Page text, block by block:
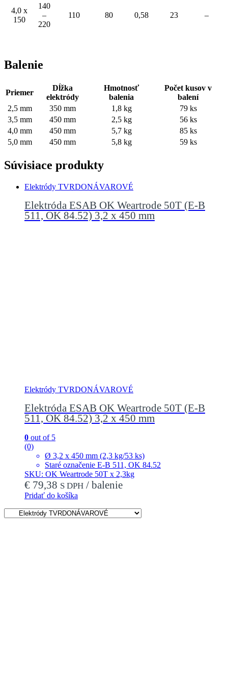
4,0 x
150
140
–
220
110 80 0,58 23 –
Balenie
Priemer
Dĺžka
elektródy
Hmotnosť
balenia
Počet kusov v
balení
2,5 mm
350 mm 1,8 kg
79 ks
3,5 mm
450 mm 2,5 kg
56 ks
4,0 mm
450 mm 5,7 kg
85 ks
5,0 mm
450 mm 5,8 kg 59 ks
Súvisiace produkty
Elektródy TVRDONÁVAROVÉ
Elektróda ESAB OK Weartrode 50T (E-B
511, OK 84.52) 3,2 x 450 mm
Elektródy TVRDONÁVAROVÉ
Elektróda ESAB OK Weartrode 50T (E-B
511, OK 84.52) 3,2 x 450 mm
0 out of 5
(0)
Ø 3,2 x 450 mm (2,3 kg/53 ks)
Staré označenie E-B 511, OK 84.52
SKU: OK Weartrode 50T x 2,3kg
€ 79,38 S DPH / balenie
Pridať do košíka